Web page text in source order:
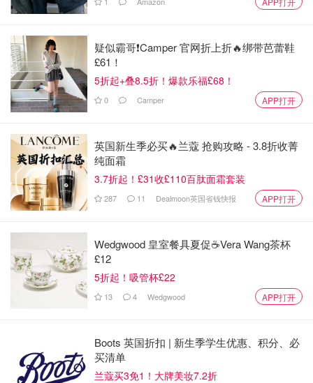
疑似霸哥❗️Camper 官网折上折🔥绑带芭蕾鞋
£61！
5折起+叠8.5折！爆款乐福£68！
0 Camper APP打开
英国新生季必买🔥兰蔻 抢购攻略 - 3.8折收菁
纯面霜
3.7折起！£31收£110百肽面霜套装
287 11 Dealmoon英国省钱快报 APP打开
Wedgwood 皇室餐具夏促☕️Vera Wang茶杯
£12
5折起！吸管杯£22
13 4 Wedgwood APP打开
Boots 英国折扣 | 新生季学生优惠、积分、必
买清单
兰蔻买3免1！大牌美妆7.2折